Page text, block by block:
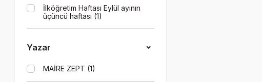
İlköğretim Haftası Eylül ayının
üçüncü haftası (1)
Yazar
MAİRE ZEPT (1)